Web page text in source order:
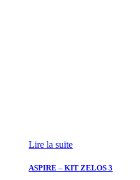
Lire la suite
ASPIRE – KIT ZELOS 3